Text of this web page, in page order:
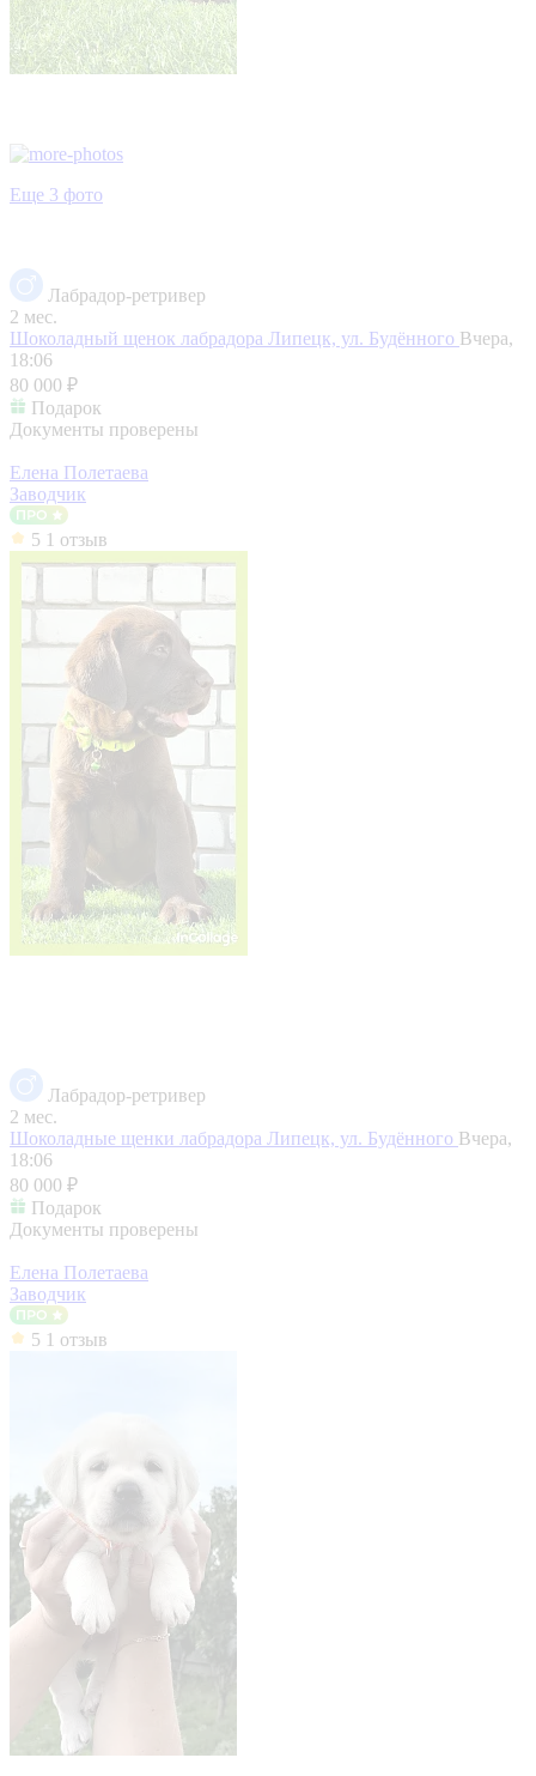
Еще 3 фото
Лабрадор-ретривер
2 мес.
Шоколадный щенок лабрадора Липецк, ул. Будённого Вчера,
18:06
80 000 ₽
Подарок
Документы проверены
Елена Полетаева
Заводчик
5 1 отзыв
Лабрадор-ретривер
2 мес.
Шоколадные щенки лабрадора Липецк, ул. Будённого Вчера,
18:06
80 000 ₽
Подарок
Документы проверены
Елена Полетаева
Заводчик
5 1 отзыв